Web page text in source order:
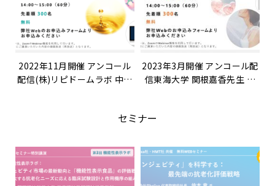
2022年11月開催 アンコール
配信(株)リピドームラボ 中西
門～脂質解析を研究・開発に
2023年3月開催 アンコール配
信東海大学 関根嘉香先生 特
セミナー